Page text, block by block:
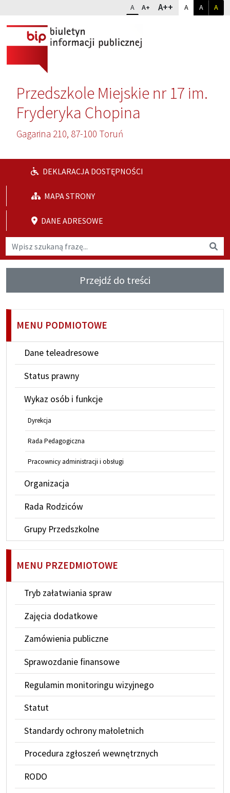
Zmień rozmiar czcionki
A rozmiar standardowy
A+ rozmiar powiększony
A++rozmiar
Dopasuj
A kontrast
A A
Przedszkole Miejskie nr 17 im.
Fryderyka Chopina
Gagarina 210, 87-100 Toruń
DEKLARACJA DOSTĘPNOŚCI
MAPA STRONY
DANE ADRESOWE
Wyszukaj na stronie
Przejdź do treści
MENU PODMIOTOWE
Dane teleadresowe
Status prawny
Wykaz osób i funkcje
Dyrekcja
Rada Pedagogiczna
Pracownicy administracji i obsługi
Organizacja
Rada Rodziców
Grupy Przedszkolne
MENU PRZEDMIOTOWE
Tryb załatwiania spraw
Zajęcia dodatkowe
Zamówienia publiczne
Sprawozdanie finansowe
Regulamin monitoringu wizyjnego
Statut
Standardy ochrony małoletnich
Procedura zgłoszeń wewnętrznych
RODO